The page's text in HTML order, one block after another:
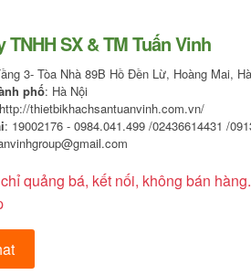
TNHH SX & TM Tuấn Vinh
3- Tòa Nhà 89B Hồ Đền Lừ, Hoàng Mai,
phố: Hà Nội
thietbikhachsantuanvinh.com.vn/
: 19002176 - 0984.041.499 /02436614431 /
quảng bá, kết nối, không bán
hệ
khách sạn
dầu gội khách sạn
hệ
Xe
Xe